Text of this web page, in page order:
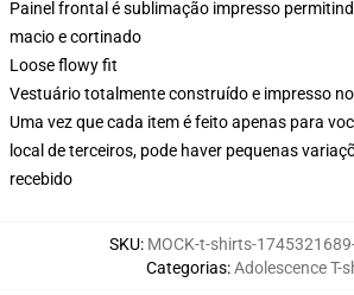
Painel frontal é sublimação impresso
macio e cortinado
Loose flowy fit
Vestuário totalmente construído e impresso
Uma vez que cada item é feito apenas para
local de terceiros, pode haver pequenas
recebido
SKU: MOCK-t-shirts-
Categorias:Adolescence T-